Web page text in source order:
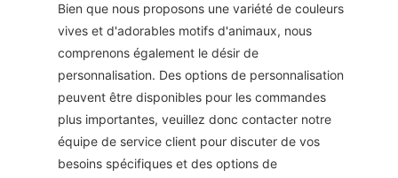
Bien que nous proposons une variété de couleurs
vives et d'adorables motifs d'animaux, nous
comprenons également le désir de
personnalisation. Des options de personnalisation
peuvent être disponibles pour les commandes
plus importantes, veuillez donc contacter notre
équipe de service client pour discuter de vos
besoins spécifiques et des options de